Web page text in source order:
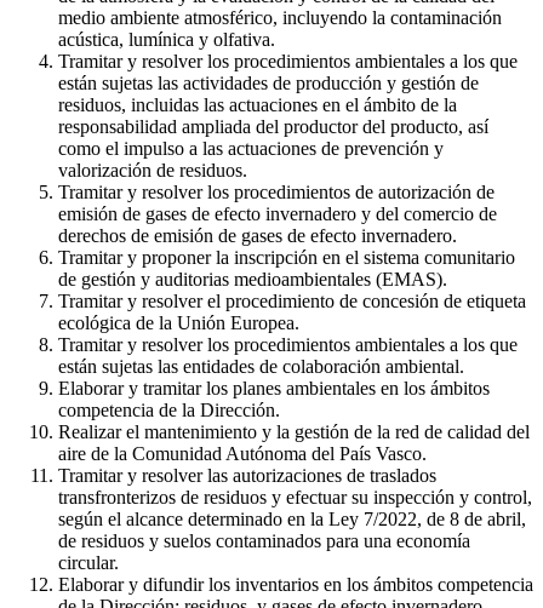
medio ambiente atmosférico, incluyendo la contaminación
acústica, lumínica y olfativa.
Tramitar y resolver los procedimientos ambientales a los que
están sujetas las actividades de producción y gestión de
residuos, incluidas las actuaciones en el ámbito de la
responsabilidad ampliada del productor del producto, así
como el impulso a las actuaciones de prevención y
valorización de residuos.
Tramitar y resolver los procedimientos de autorización de
emisión de gases de efecto invernadero y del comercio de
derechos de emisión de gases de efecto invernadero.
Tramitar y proponer la inscripción en el sistema comunitario
de gestión y auditorias medioambientales (EMAS).
Tramitar y resolver el procedimiento de concesión de etiqueta
ecológica de la Unión Europea.
Tramitar y resolver los procedimientos ambientales a los que
están sujetas las entidades de colaboración ambiental.
Elaborar y tramitar los planes ambientales en los ámbitos
competencia de la Dirección.
Realizar el mantenimiento y la gestión de la red de calidad del
aire de la Comunidad Autónoma del País Vasco.
Tramitar y resolver las autorizaciones de traslados
transfronterizos de residuos y efectuar su inspección y control,
según el alcance determinado en la Ley 7/2022, de 8 de abril,
de residuos y suelos contaminados para una economía
circular.
Elaborar y difundir los inventarios en los ámbitos competencia